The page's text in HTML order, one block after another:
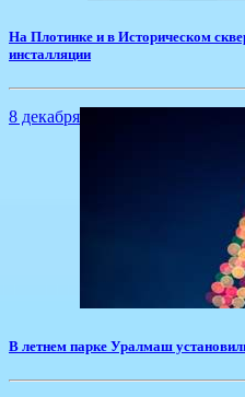
​На Плотинке и в Историческом
инсталляции
8 декабря
В летнем парке Уралмаш